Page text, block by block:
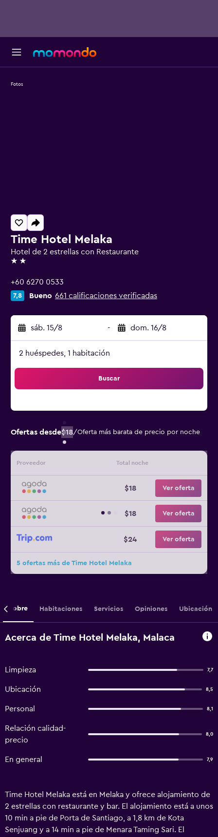
Time Hotel Melaka
Hotel de 2 estrellas con Restaurante
2 estrellas
+60 6270 0533
7,8 Bueno 661 calificaciones verificadas
sáb. 15/8 - dom. 16/8
2 huéspedes, 1 habitación
Buscar
Ofertas desde$18/Oferta más barata de precio por noche
Proveedor Total noche
$18 Ver oferta
$18 Ver oferta
$24 Ver oferta
5 ofertas más de Time Hotel Melaka
Fotos
Sobre Habitaciones Servicios Opiniones Ubicación
Acerca de Time Hotel Melaka, Malaca
Limpieza 7,7
Ubicación 8,5
Personal 8,1
Relación calidad-
precio
8,0
En general 7,9
Time Hotel Melaka está en Melaka y ofrece alojamiento de
2 estrellas con restaurante y bar. El alojamiento está a unos
10 min a pie de Porta de Santiago, a 1,8 km de Kota
Senjuang y a 14 min a pie de Menara Taming Sari. El